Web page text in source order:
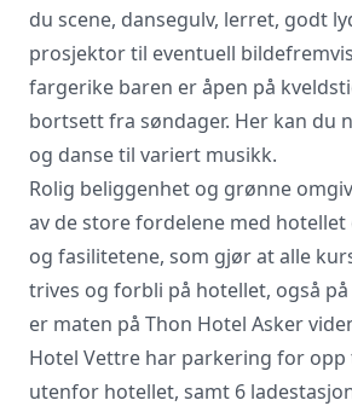
du scene, dansegulv, lerret, godt
prosjektor til eventuell
fargerike baren er åpen på
bortsett fra søndager. Her kan du
og danse til variert musikk.
Rolig beliggenhet og grønne
av de store fordelene med
og fasilitetene, som gjør at alle
trives og forbli på hotellet, også
er maten på Thon Hotel Asker
Hotel Vettre har parkering for
utenfor hotellet, samt 6